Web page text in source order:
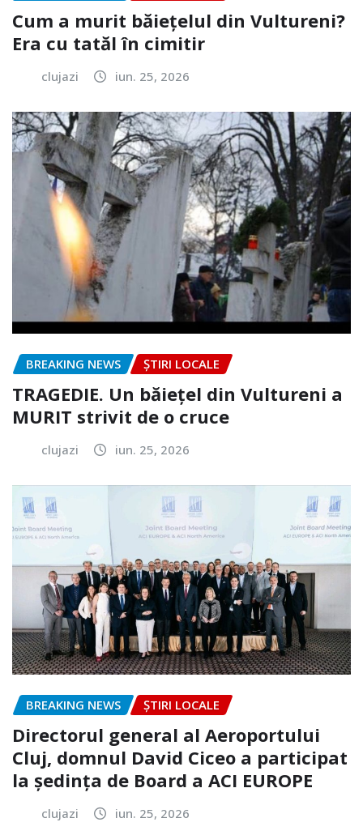
Cum a murit băiețelul din Vultureni?
Era cu tatăl în cimitir
clujazi iun. 25, 2026
BREAKING NEWS ȘTIRI LOCALE
TRAGEDIE. Un băiețel din Vultureni a
MURIT strivit de o cruce
clujazi iun. 25, 2026
BREAKING NEWS ȘTIRI LOCALE
Directorul general al Aeroportului
Cluj, domnul David Ciceo a participat
la ședința de Board a ACI EUROPE
clujazi iun. 25, 2026